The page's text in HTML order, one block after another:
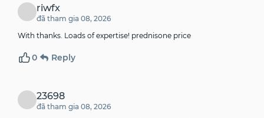
riwfx
đã tham gia 08, 2026
With thanks. Loads of expertise! prednisone price
0 Reply
23698
đã tham gia 08, 2026